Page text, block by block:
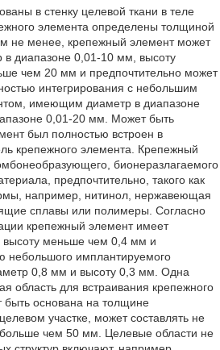
в стенку целевой ткани в теле
элемента определены толщиной
не менее, крепежный элемент может
диапазоне 0,01-10 мм, высоту
чем 20 мм и предпочтительно может
интегрирования с небольшим
имеющим диаметр в диапазоне
0,01-20 мм. Может быть
был полностью встроен в
крепежного элемента. Крепежный
бионеразлагаемого
предпочтительно, такого как
например, нитинол, нержавеющая
сплавы или полимеры. Согласно
крепежный элемент имеет
меньше чем 0,4 мм и
небольшого имплантируемого
0,8 мм и высоту 0,3 мм. Одна
область для встраивания крепежного
быть основана на толщине
участке, может составлять не
чем 50 мм. Целевые области не